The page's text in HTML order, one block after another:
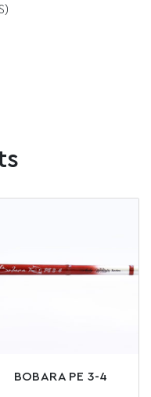
BOBARA PE 3-4